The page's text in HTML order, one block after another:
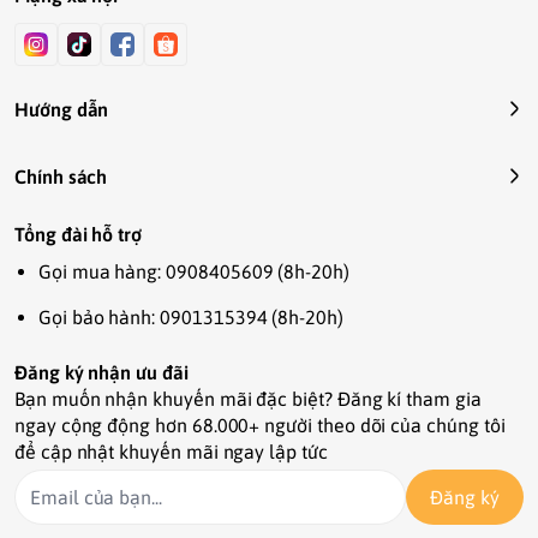
được nhận mã giảm giá của shop
<< ib ngay cho mình nha>> để nhận nào .
------------------------------------------
#thucanhamster #thucanchohamster #hamster
#chuothamster #hatchohamster  #hamter
#hamste #doanhat #thucanhat #KanaPetShop
#Kana #Hamster #hamsterfood #thứcănhamster
#hamsterproduct #sảnphẩmchuột
#sanphamthucung #thucanhamstercoban
#hamsterhanoi #longhamster
#shophamstergiare  #thứcănthúcưng
#thứcănvậtnuôi #shophamster
#ngucocchohamster #hamsterhocmon
Hướng dẫn
Chính sách
Tổng đài hỗ trợ
Gọi mua hàng: 0908405609 (8h-20h)
Gọi bảo hành: 0901315394 (8h-20h)
Đăng ký nhận ưu đãi
Bạn muốn nhận khuyến mãi đặc biệt? Đăng kí tham gia
ngay cộng động hơn 68.000+ người theo dõi của chúng tôi
để cập nhật khuyến mãi ngay lập tức
Đăng ký